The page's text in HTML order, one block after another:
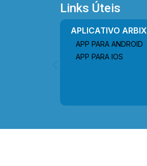
Links Úteis
APLICATIVO ARBIX
APP PARA ANDROID
APP PARA IOS